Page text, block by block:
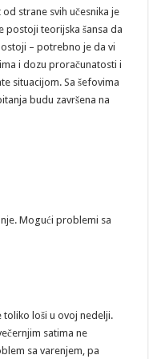
strane svih učesnika je
postoji teorijska šansa da
– potrebno je da vi
i dozu proračunatosti i
situacijom. Sa šefovima
budu završena na
Mogući problemi sa
toliko loši u ovoj nedelji.
satima ne
sa varenjem, pa